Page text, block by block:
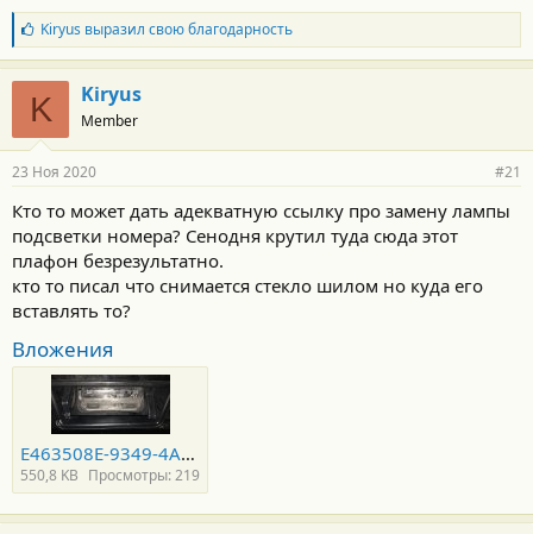
Б
л
а
г
о
д
а
н
с
т
и
Kiryus выразил свою благодарность
K Kiryus
Member
23 Ноя 2020 #21
Кто то может дать адекватную ссылку про замену лампы
подсветки номера? Сенодня крутил туда сюда этот
плафон безрезультатно.
кто то писал что снимается стекло шилом но куда его
вставлять то?
Вложения
E463508E-9349-4AD5-B119-0D7C71B860DD.jpeg
550,8 KB Просмотры: 219